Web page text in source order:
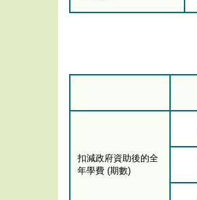
扣減政府資助後的全
年學費 (期數)